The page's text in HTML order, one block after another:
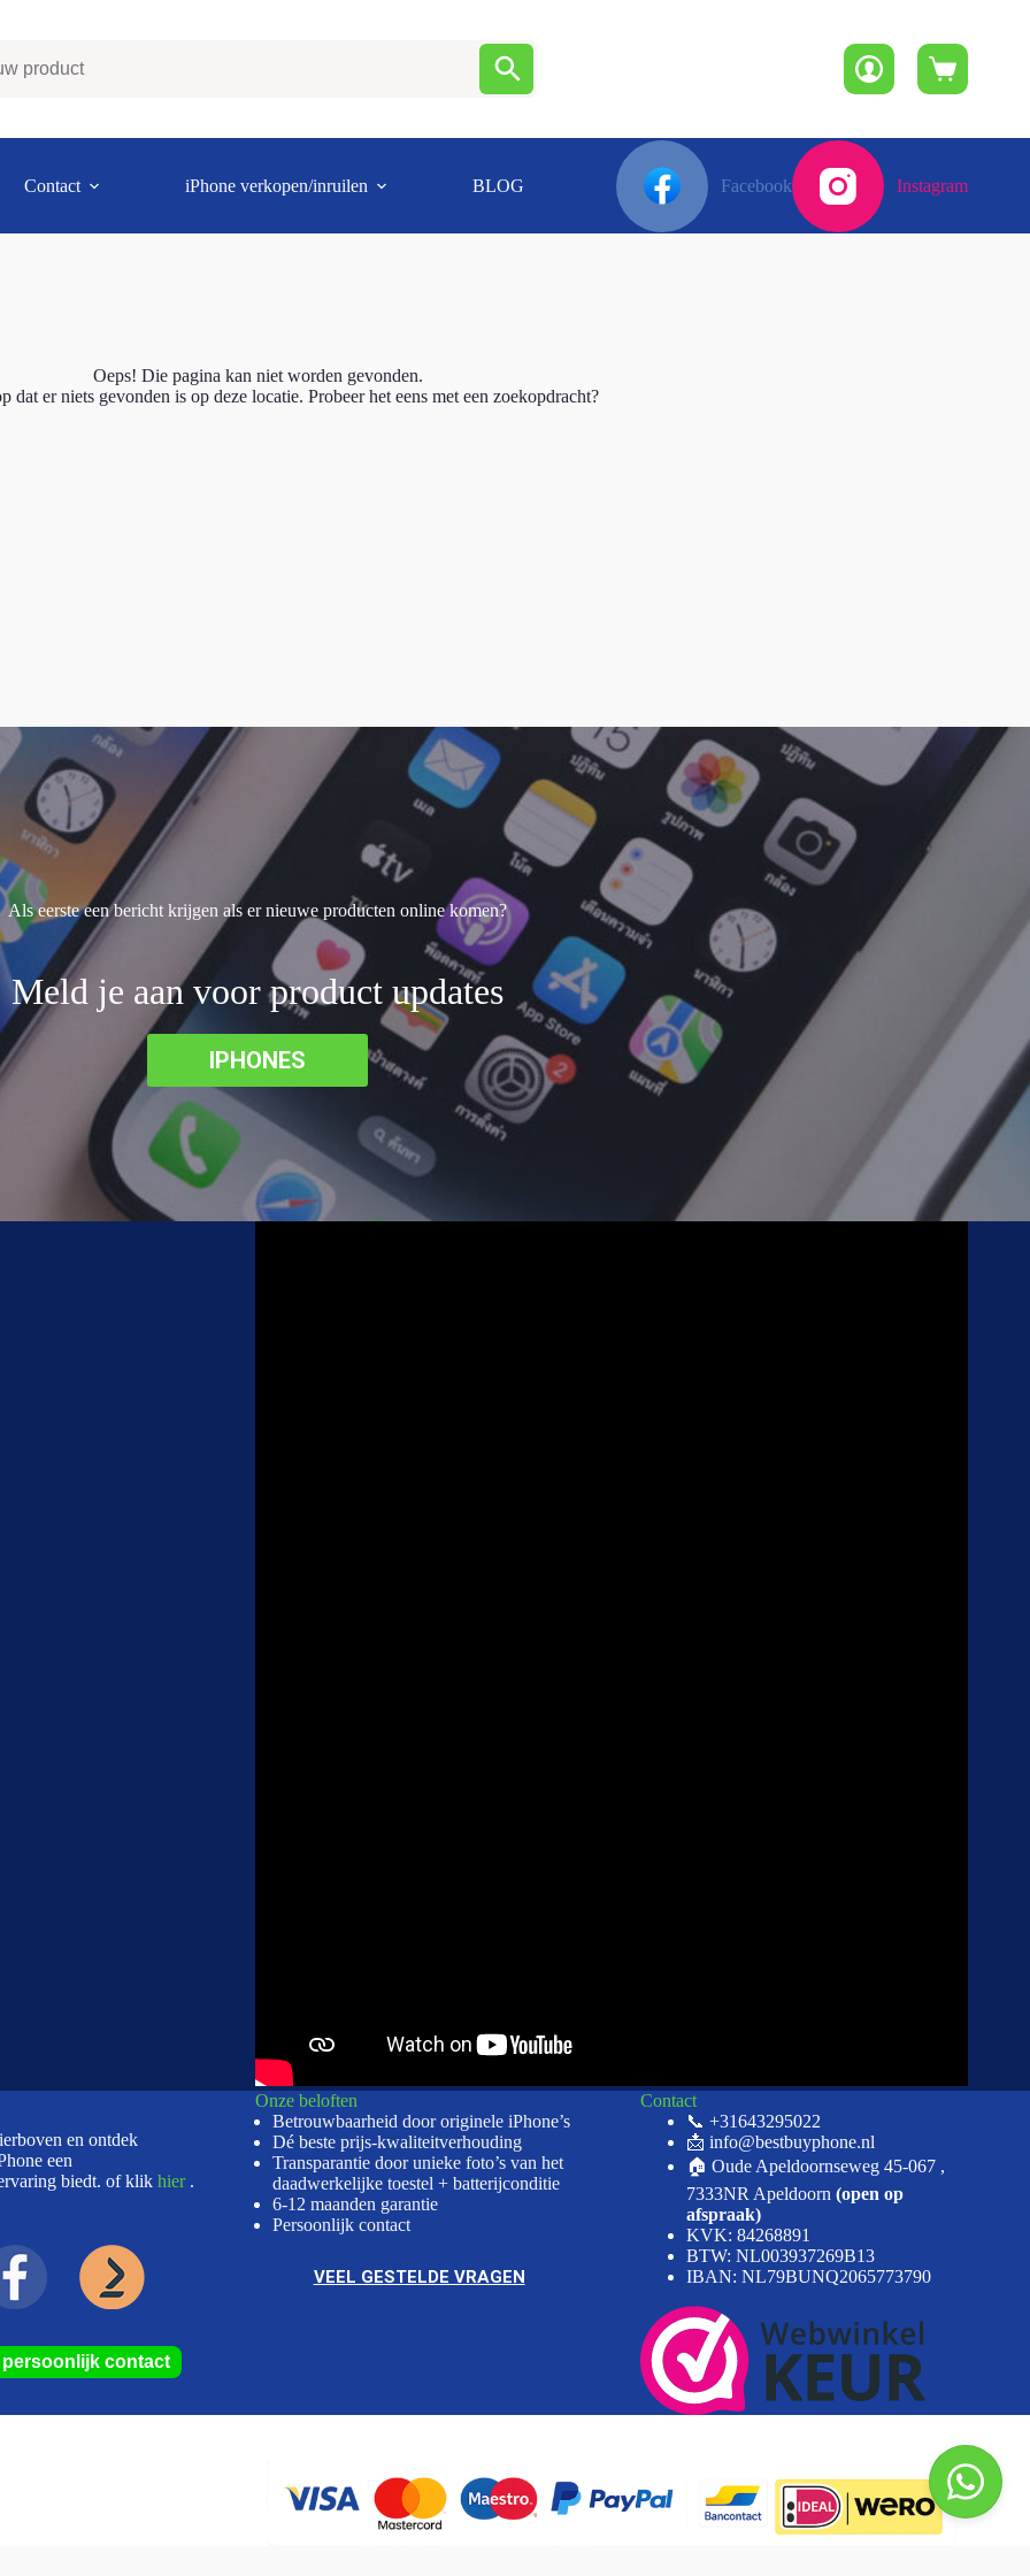
Winkelwagen
Contact iPhone verkopen/inruilen BLOG Facebook Instagram
Oeps! Die pagina kan niet worden gevonden.
dat er niets gevonden is op deze locatie. Probeer het eens met een zoekopdracht?
Als eerste een bericht krijgen als er nieuwe producten online komen?
Meld je aan voor product updates
IPHONES
en ontdek
een
biedt. of klikhier .
contact
Onze beloften
Betrouwbaarheid door originele iPhone’s
Dé beste prijs-kwaliteitverhouding
Transparantie door unieke foto’s van het
daadwerkelijke toestel + batterijconditie
6-12 maanden garantie
Persoonlijk contact
VEEL GESTELDE VRAGEN
Contact
📞 +31643295022
📩 info@bestbuyphone.nl
🏠 Oude Apeldoornseweg 45-067 ,
7333NR Apeldoorn(open op
afspraak)
KVK: 84268891
BTW: NL003937269B13
IBAN: NL79BUNQ2065773790